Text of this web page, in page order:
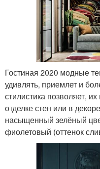
Гостиная 2020 модные
удивлять, приемлет и
стилистика позволяет,
отделке стен или в
насыщенный зелёный
фиолетовый (оттенок